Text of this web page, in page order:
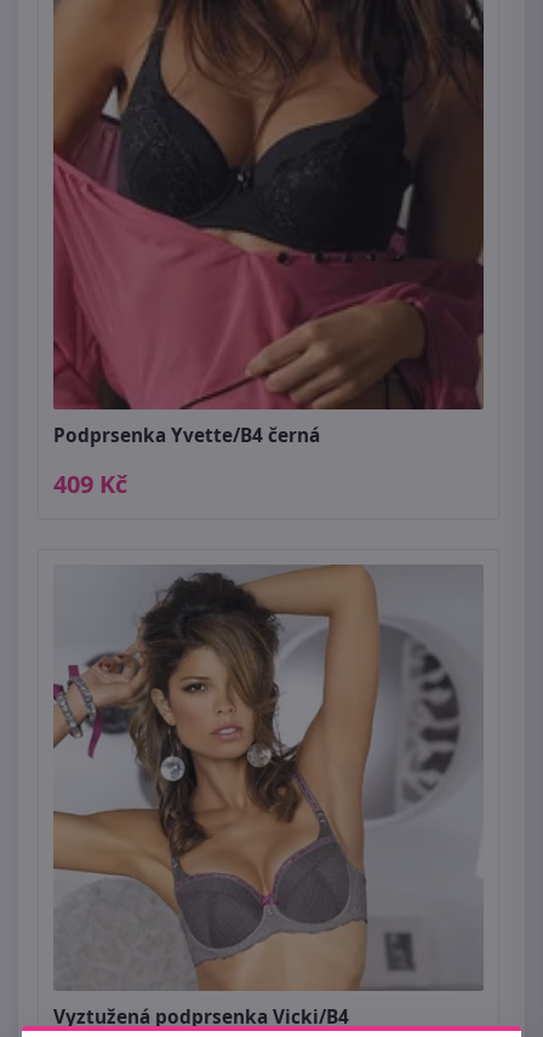
Podprsenka Yvette/B4 černá
409 Kč
Vyztužená podprsenka Vicki/B4